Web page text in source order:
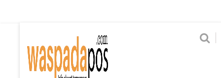
Home News
Ekonomi Hukum & Kriminal
Home News Ekonomi Hukum & Kriminal